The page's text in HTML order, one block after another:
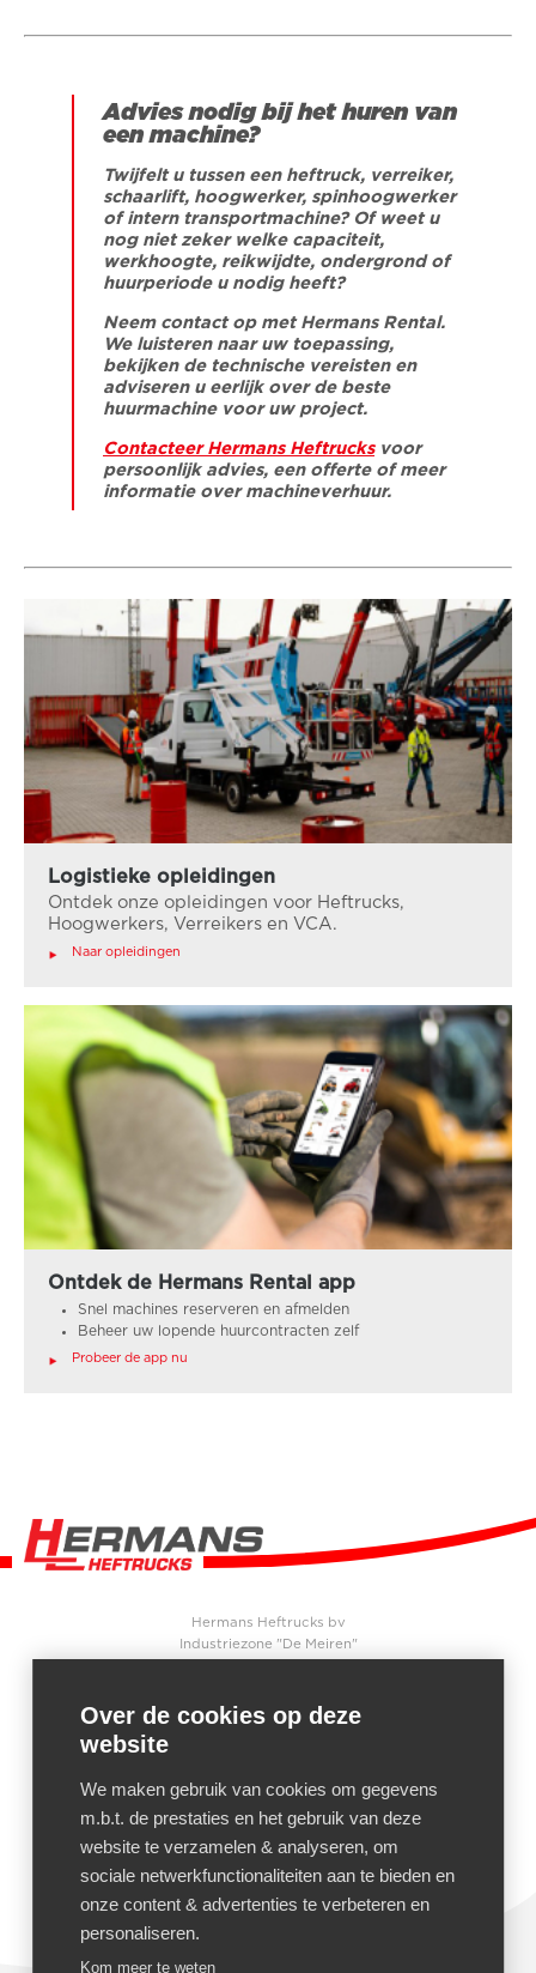
Over de cookies op deze
website
We maken gebruik van cookies om gegevens
m.b.t. de prestaties en het gebruik van deze
website te verzamelen & analyseren, om
sociale netwerkfunctionaliteiten aan te bieden en
onze content & advertenties te verbeteren en
personaliseren.
Kom meer te weten
Advies nodig bij het huren van
een machine?
Twijfelt u tussen een heftruck, verreiker,
schaarlift, hoogwerker, spinhoogwerker
of intern transportmachine? Of weet u
nog niet zeker welke capaciteit,
werkhoogte, reikwijdte, ondergrond of
huurperiode u nodig heeft?
Neem contact op met Hermans Rental.
We luisteren naar uw toepassing,
bekijken de technische vereisten en
adviseren u eerlijk over de beste
huurmachine voor uw project.
Contacteer Hermans Heftrucksvoor
persoonlijk advies, een offerte of meer
informatie over machineverhuur.
Logistieke opleidingen
Ontdek onze opleidingen voor Heftrucks,
Hoogwerkers, Verreikers en VCA.
Naar opleidingen
Ontdek de Hermans Rental app
Snel machines reserveren en afmelden
Beheer uw lopende huurcontracten zelf
Probeer de app nu
Hermans Heftrucks bv
Industriezone "De Meiren"
België
+32 3 340 04 90
+32 3 340 04 91